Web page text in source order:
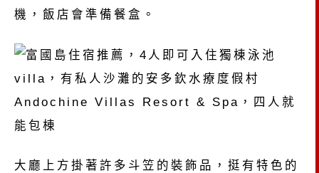
機，飯店會準備餐盒。
大廳上方掛著許多斗笠的裝飾品，挺有特色的